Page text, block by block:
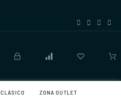
CLÁSICO ZONA OUTLET